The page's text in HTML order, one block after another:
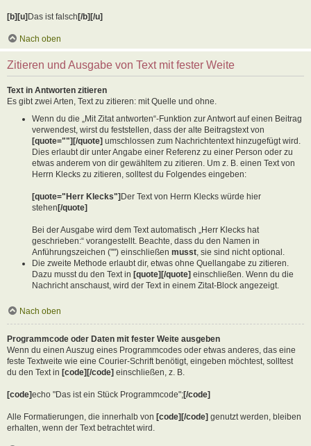
[b][u]Das ist falsch[/b][/u]
Nach oben
Zitieren und Ausgabe von Text mit fester Weite
Text in Antworten zitieren
Es gibt zwei Arten, Text zu zitieren: mit Quelle und ohne.
Wenn du die „Mit Zitat antworten“-Funktion zur Antwort auf einen Beitrag
verwendest, wirst du feststellen, dass der alte Beitragstext von
[quote=""][/quote] umschlossen zum Nachrichtentext hinzugefügt wird.
Dies erlaubt dir unter Angabe einer Referenz zu einer Person oder zu
etwas anderem von dir gewähltem zu zitieren. Um z. B. einen Text von
Herrn Klecks zu zitieren, solltest du Folgendes eingeben:
[quote="Herr Klecks"] Der Text von Herrn Klecks würde hier
stehen [/quote]
Bei der Ausgabe wird dem Text automatisch „Herr Klecks hat
geschrieben:“ vorangestellt. Beachte, dass du den Namen in
Anführungszeichen ("") einschließen musst, sie sind nicht optional.
Die zweite Methode erlaubt dir, etwas ohne Quellangabe zu zitieren.
Dazu musst du den Text in [quote][/quote] einschließen. Wenn du die
Nachricht anschaust, wird der Text in einem Zitat-Block angezeigt.
Nach oben
Programmcode oder Daten mit fester Weite ausgeben
Wenn du einen Auszug eines Programmcodes oder etwas anderes, das eine
feste Textweite wie eine Courier-Schrift benötigt, eingeben möchtest, solltest
du den Text in [code][/code] einschließen, z. B.
[code]echo "Das ist ein Stück Programmcode";[/code]
Alle Formatierungen, die innerhalb von [code][/code] genutzt werden, bleiben
erhalten, wenn der Text betrachtet wird.